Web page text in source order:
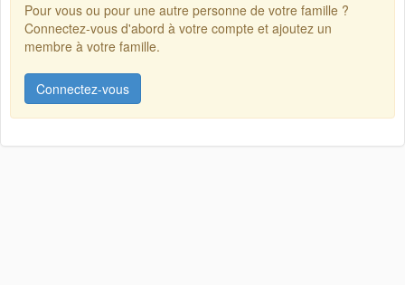
Pour vous ou pour une autre personne de votre famille ?
Connectez-vous d'abord à votre compte et ajoutez un
membre à votre famille.
Connectez-vous